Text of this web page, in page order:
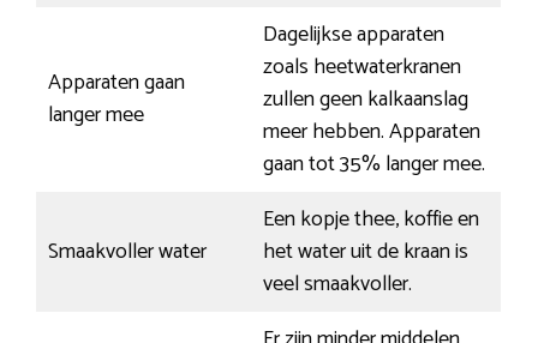
Apparaten gaan
langer mee
Dagelijkse apparaten
zoals heetwaterkranen
zullen geen kalkaanslag
meer hebben. Apparaten
gaan tot 35% langer mee.
Smaakvoller water
Een kopje thee, koffie en
het water uit de kraan is
veel smaakvoller.